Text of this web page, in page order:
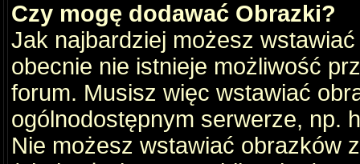
Czy mogę dodawać Obrazki?
Jak najbardziej możesz
obecnie nie istnieje możliwość
forum. Musisz więc wstawiać
ogólnodostępnym serwerze, np.
Nie możesz wstawiać obrazków